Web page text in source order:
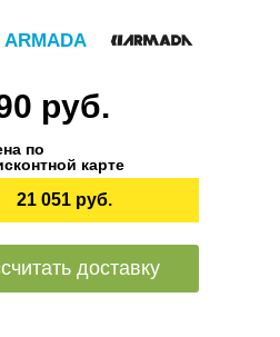
ARMADA
руб.
по
карте
21 051 руб.
доставку